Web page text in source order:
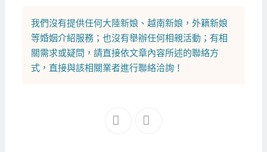
我們沒有提供任何大陸新娘 、 越南新娘 ， 外籍新娘
等婚姻介紹服務；也沒有舉辦任何相親活動；有相
關需求或疑問，請直接依文章內容所述的聯絡方
式，直接與該相關業者進行聯絡洽詢！